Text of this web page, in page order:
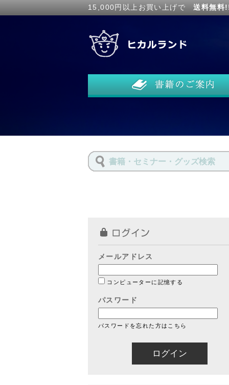
15,000円以上お買い上げで送料無料
メールアドレス
コンピューターに記憶する
パスワード
パスワードを忘れた方はこちら